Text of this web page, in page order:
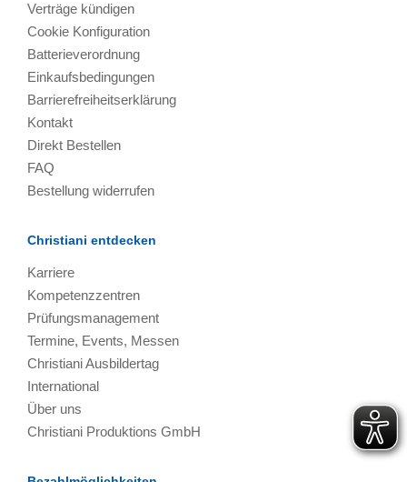
Verträge kündigen
Cookie Konfiguration
Batterieverordnung
Einkaufsbedingungen
Barrierefreiheitserklärung
Kontakt
Direkt Bestellen
FAQ
Bestellung widerrufen
Christiani entdecken
Karriere
Kompetenzzentren
Prüfungsmanagement
Termine, Events, Messen
Christiani Ausbildertag
International
Über uns
Christiani Produktions GmbH